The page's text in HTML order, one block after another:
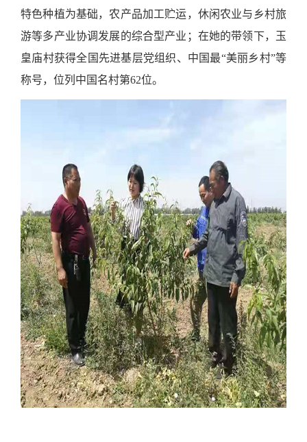
特色种植为基础，农产品加工贮运，休闲农业与乡村旅
游等多产业协调发展的综合型产业；在她的带领下，玉
皇庙村获得全国先进基层党组织、中国最“美丽乡村”等
称号，位列中国名村第62位。